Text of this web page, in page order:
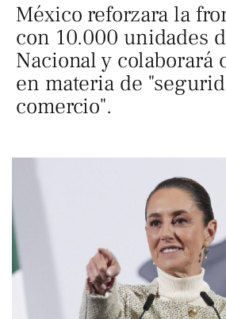
México reforzara la
con 10.000 unidades
Nacional y colaborará
en materia de
comercio".